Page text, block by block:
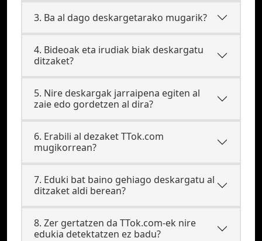
3. Ba al dago deskargetarako mugarik?
4. Bideoak eta irudiak biak deskargatu
ditzaket?
5. Nire deskargak jarraipena egiten al
zaie edo gordetzen al dira?
6. Erabili al dezaket TTok.com
mugikorrean?
7. Eduki bat baino gehiago deskargatu al
ditzaket aldi berean?
8. Zer gertatzen da TTok.com-ek nire
edukia detektatzen ez badu?